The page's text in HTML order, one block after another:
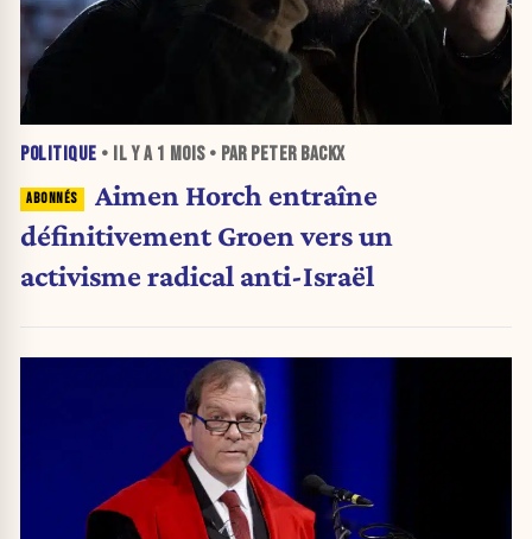
POLITIQUE • IL Y A 1 MOIS• PAR PETER BACKX
Aimen Horch entraîne
définitivement Groen vers un
activisme radical anti-Israël